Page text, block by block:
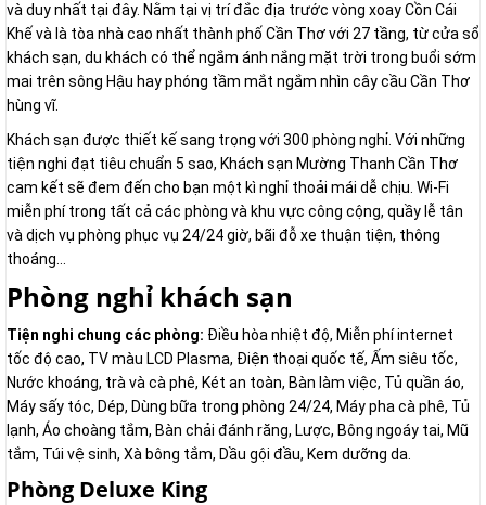
và duy nhất tại đây. Nằm tại vị trí đắc địa trước vòng xoay Cồn Cái
Khế và là tòa nhà cao nhất thành phố Cần Thơ với 27 tầng, từ cửa sổ
khách sạn, du khách có thể ngắm ánh nắng mặt trời trong buổi sớm
mai trên sông Hậu hay phóng tầm mắt ngắm nhìn cây cầu Cần Thơ
hùng vĩ.
Khách sạn được thiết kế sang trọng với 300 phòng nghỉ. Với những
tiện nghi đạt tiêu chuẩn 5 sao, Khách sạn Mường Thanh Cần Thơ
cam kết sẽ đem đến cho bạn một kì nghỉ thoải mái dễ chịu. Wi-Fi
miễn phí trong tất cả các phòng và khu vực công cộng, quầy lễ tân
và dịch vụ phòng phục vụ 24/24 giờ, bãi đỗ xe thuận tiện, thông
thoáng...
Phòng nghỉ khách sạn
Tiện nghi chung các phòng: Điều hòa nhiệt độ, Miễn phí internet
tốc độ cao, TV màu LCD Plasma, Điện thoại quốc tế, Ấm siêu tốc,
Nước khoáng, trà và cà phê, Két an toàn, Bàn làm việc, Tủ quần áo,
Máy sấy tóc, Dép, Dùng bữa trong phòng 24/24, Máy pha cà phê, Tủ
lạnh, Áo choàng tắm, Bàn chải đánh răng, Lược, Bông ngoáy tai, Mũ
tắm, Túi vệ sinh, Xà bông tắm, Dầu gội đầu, Kem dưỡng da.
Phòng Deluxe King